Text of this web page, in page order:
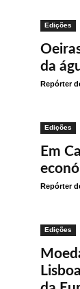
Edições
da
Repórter
Edições
Em
Repórter
Edições